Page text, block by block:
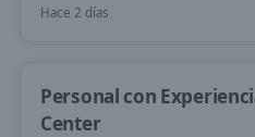
Hace 2 días
Personal con
Center